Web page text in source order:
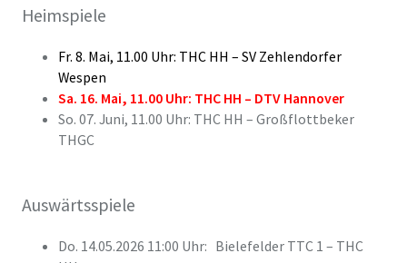
Heimspiele
Fr. 8. Mai, 11.00 Uhr: THC HH – SV Zehlendorfer
Wespen
Sa. 16. Mai, 11.00 Uhr: THC HH – DTV Hannover
So. 07. Juni, 11.00 Uhr: THC HH – Großflottbeker
THGC
Auswärtsspiele
Do. 14.05.2026 11:00 Uhr: Bielefelder TTC 1 – THC